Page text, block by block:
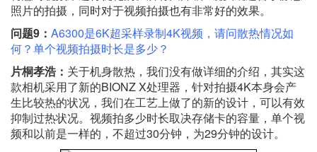
照片的拍摄，同时对于视频拍摄也有非常好的效果。
问题9： A6300是6K超采样录制4K视频，请问散热情况如
何？单个视频拍摄时长是多少？
片桐孝浩： 关于机身散热，我们没有做详细的介绍，其实这
款相机采用了新的BIONZ X处理器，针对拍摄4K本身会产
生比较热的状况，我们在工艺上做了的新的设计，可以有效
抑制过热状况。视频拍多少时长取决存储卡的容量，单个视
频和以前是一样的，不超过30分钟，为29分钟的设计。